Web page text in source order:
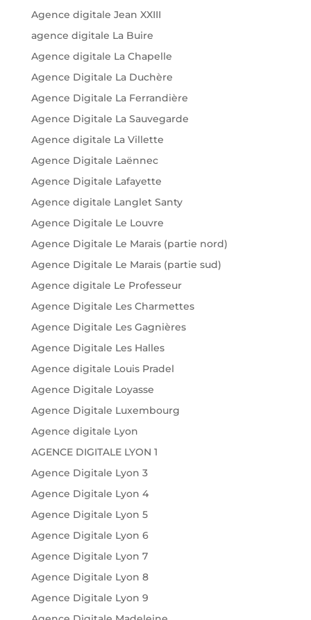
Agence digitale Jean XXIII
agence digitale La Buire
Agence digitale La Chapelle
Agence Digitale La Duchère
Agence Digitale La Ferrandière
Agence Digitale La Sauvegarde
Agence digitale La Villette
Agence Digitale Laënnec
Agence Digitale Lafayette
Agence digitale Langlet Santy
Agence Digitale Le Louvre
Agence Digitale Le Marais (partie nord)
Agence Digitale Le Marais (partie sud)
Agence digitale Le Professeur
Agence Digitale Les Charmettes
Agence Digitale Les Gagnières
Agence Digitale Les Halles
Agence digitale Louis Pradel
Agence Digitale Loyasse
Agence Digitale Luxembourg
Agence digitale Lyon
AGENCE DIGITALE LYON 1
Agence Digitale Lyon 3
Agence Digitale Lyon 4
Agence Digitale Lyon 5
Agence Digitale Lyon 6
Agence Digitale Lyon 7
Agence Digitale Lyon 8
Agence Digitale Lyon 9